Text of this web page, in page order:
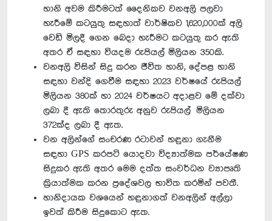
හානි අවම කිරීමටත් දෛනිකව වනඅලි පලවා
හැරීමේ කටයුතු සඳහාත් වාර්ෂිකව 1,620,000ක් අලි
වෙඩි මිලදී ගෙන බෙදා හැරීමට කටයුතු කර ඇති
අතර ඒ සඳහා වියදම රුපියල් මිලියන 350කි.
වනඅලි විසින් සිදු කරන ජීවිත හානි, දේපළ හානි
සඳහා වන්දි ගෙවීම සඳහා 2023 වර්ෂයේ රුපියල්
මිලියන 380ක් හා 2024 වර්ෂයට අදාළව මේ දක්වා
ලබා දී ඇති තොරතුරු අනුව රුපියල් මිලියන
372ක්ද ලබා දී ඇත.
වන අලින්ගේ සංචරණ රටාවන් හඳුනා ගැනීම
සඳහා GPS කරපටි යොදවා විද්‍යාත්මක පර්යේෂණ
සිදුකර ඇති අතර මෙම දත්ත සංවර්ධන ව්‍යාපෘති
ක්‍රියාත්මක කරන ප්‍රදේශවල භාවිත කරමින් පවතී.
හානිදායක වශයෙන් හඳුනාගත් වනඅලින් අල්ලා
ඉවත් කිරීම සිදුකොට ඇත.